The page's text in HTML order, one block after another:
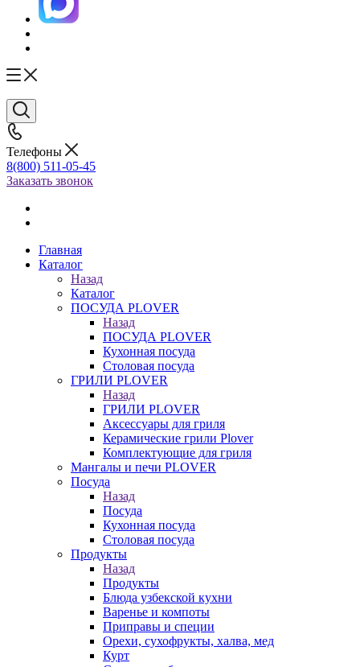
Телефоны
8(800) 511-05-45
Заказать звонок
Главная
Каталог
Назад
Каталог
ПОСУДА PLOVER
Назад
ПОСУДА PLOVER
Кухонная посуда
Столовая посуда
ГРИЛИ PLOVER
Назад
ГРИЛИ PLOVER
Аксессуары для гриля
Керамические грили Plover
Комплектующие для гриля
Мангалы и печи PLOVER
Посуда
Назад
Посуда
Кухонная посуда
Столовая посуда
Продукты
Назад
Продукты
Блюда узбекской кухни
Варенье и компоты
Приправы и специи
Орехи, сухофрукты, халва, мед
Курт